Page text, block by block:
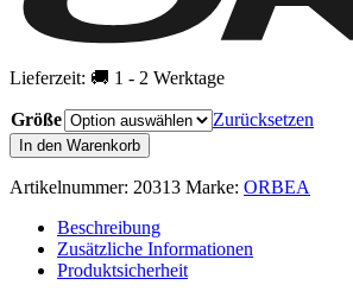
Lieferzeit: 🚚 1 - 2 Werktage
Größe
Zurücksetzen
ORBEA
Terra
M20iTeam
Gravelbike
Menge
In den Warenkorb
Artikelnummer: 20313 Marke: ORBEA
Beschreibung
Zusätzliche Informationen
Produktsicherheit